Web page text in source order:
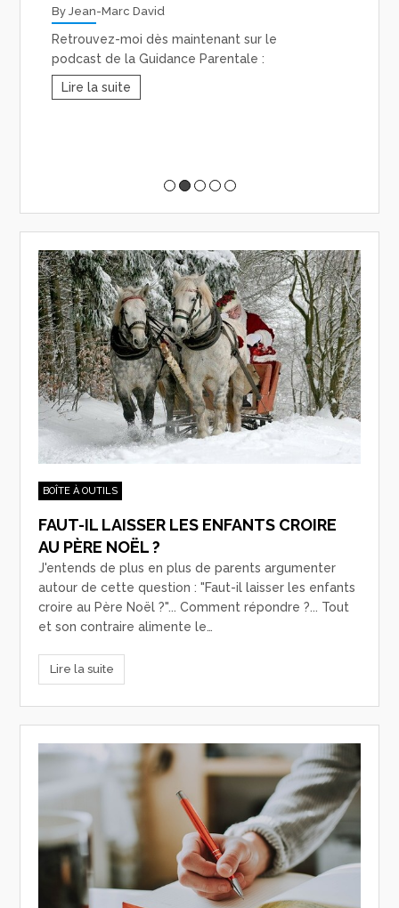
By Jean-Marc David
Retrouvez-moi dès maintenant sur le
podcast de la Guidance Parentale :
Lire la suite
BOÎTE À OUTILS
FAUT-IL LAISSER LES ENFANTS CROIRE
AU PÈRE NOËL ?
J'entends de plus en plus de parents argumenter
autour de cette question : "Faut-il laisser les enfants
croire au Père Noël ?"... Comment répondre ?... Tout
et son contraire alimente le…
Lire la suite